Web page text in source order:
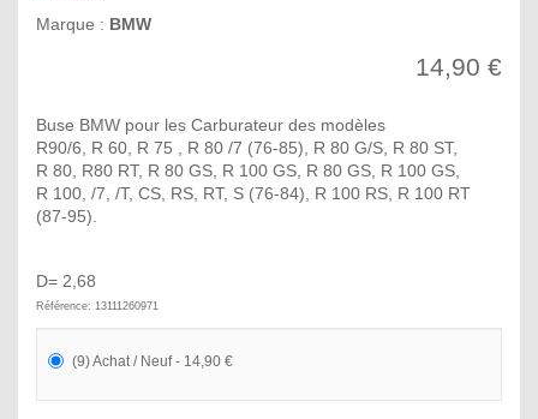
Marque : BMW
14,90 €
Buse BMW pour les Carburateur des modèles
R90/6, R 60, R 75 , R 80 /7 (76-85), R 80 G/S, R 80 ST,
R 80, R80 RT, R 80 GS, R 100 GS, R 80 GS, R 100 GS,
R 100, /7, /T, CS, RS, RT, S (76-84), R 100 RS, R 100 RT
(87-95).
D= 2,68
Référence: 13111260971
(9) Achat / Neuf - 14,90 €